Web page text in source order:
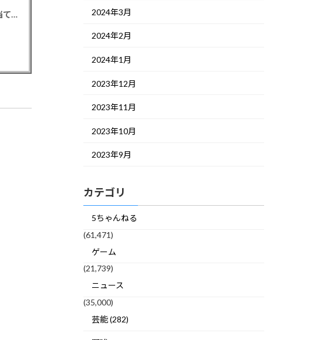
カープドラ1平川蓮！187cmのスイッチヒッター！立石正広を外し2度目の重複も新井監督がクジを引き当てる！【ドラフト会議2025】
2024年3月
2024年2月
2024年1月
2023年12月
2023年11月
2023年10月
2023年9月
カテゴリ
5ちゃんねる
(61,471)
ゲーム
(21,739)
ニュース
(35,000)
芸能 (282)